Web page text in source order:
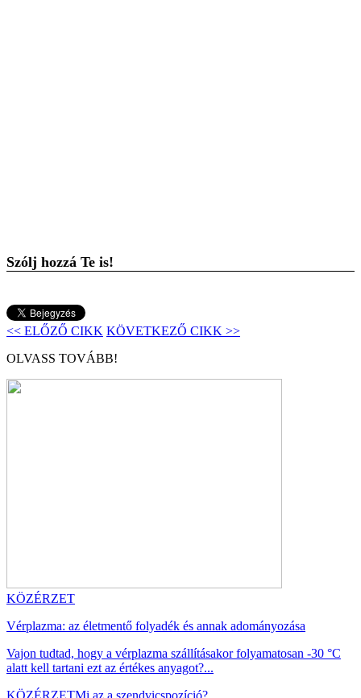
Szólj hozzá Te is!
<< ELŐZŐ CIKK KÖVETKEZŐ CIKK >>
OLVASS TOVÁBB!
KÖZÉRZET
Vérplazma: az életmentő folyadék és annak adományozása
Vajon tudtad, hogy a vérplazma szállításakor folyamatosan -30 °C
alatt kell tartani ezt az értékes anyagot?...
KÖZÉRZETMi az a szendvicspozíció?